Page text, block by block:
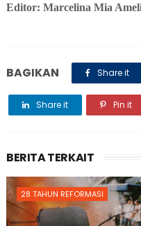
Editor: Marcelina Mia
BAGIKAN Share it
Share it Pin it
BERITA TERKAIT
28 TAHUN REFORMASI